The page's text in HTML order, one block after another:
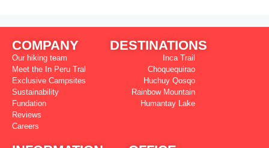
COMPANY
Our hiking team
Meet the In Peru Tral
Exclusive Campsites
Sustainability
Fundation
Reviews
Careers
DESTINATIONS
Inca Trail
Choquequirao
Huchuy Qosqo
Rainbow Mountain
Humantay Lake